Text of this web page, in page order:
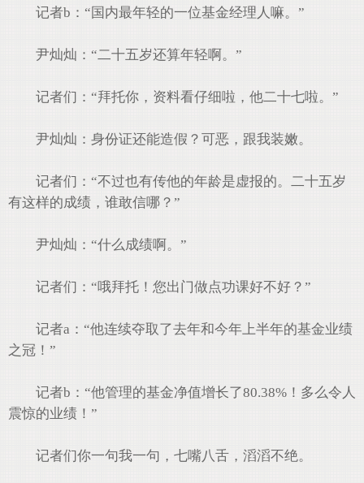
记者b：“国内最年轻的一位基金经理人嘛。”
尹灿灿：“二十五岁还算年轻啊。”
记者们：“拜托你，资料看仔细啦，他二十七啦。”
尹灿灿：身份证还能造假？可恶，跟我装嫩。
记者们：“不过也有传他的年龄是虚报的。二十五岁
有这样的成绩，谁敢信哪？”
尹灿灿：“什么成绩啊。”
记者们：“哦拜托！您出门做点功课好不好？”
记者a：“他连续夺取了去年和今年上半年的基金业绩
之冠！”
记者b：“他管理的基金净值增长了80.38%！多么令人
震惊的业绩！”
记者们你一句我一句，七嘴八舌，滔滔不绝。